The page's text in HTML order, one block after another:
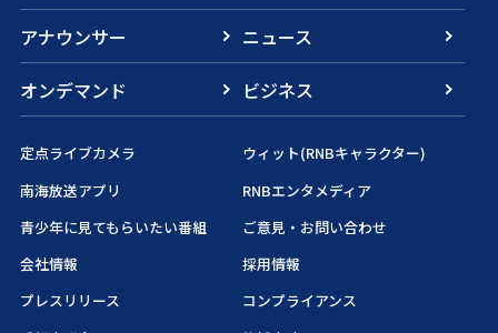
アナウンサー
ニュース
オンデマンド
ビジネス
定点ライブカメラ
ウィット(RNBキャラクター)
南海放送アプリ
RNBエンタメディア
青少年に見てもらいたい番組
ご意見・お問い合わせ
会社情報
採用情報
プレスリリース
コンプライアンス